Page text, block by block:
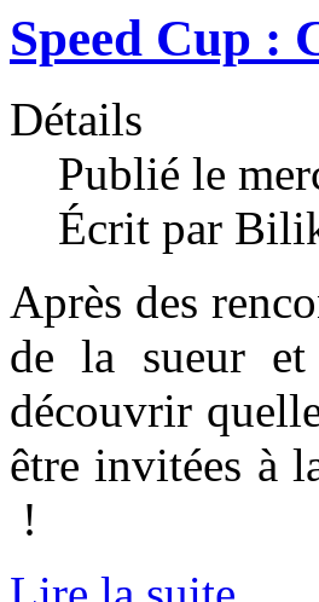
Speed Cup :
Détails
Publié le
Écrit par
Après des
de la sueur
découvrir
être invitées à
!